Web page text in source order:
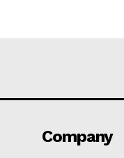
Company